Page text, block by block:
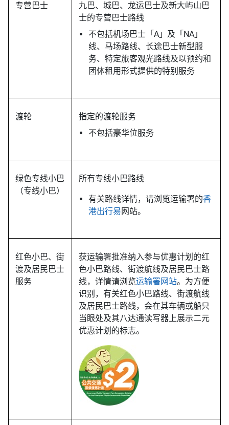
专营巴士
九巴、城巴、龙运巴士及新大屿山巴
士的专营巴士路线
不包括机场巴士「A」及「NA」
线、马场路线、长途巴士新型服
务、特定旅客观光路线及以预约和
团体租用形式提供的特别服务
渡轮
指定的渡轮服务
不包括豪华位服务
绿色专线小巴
（专线小巴）
所有专线小巴路线
有关路线详情，请浏览运输署的香
港出行易 网站。
红色小巴、街
渡及居民巴士
服务
获运输署批准纳入参与优惠计划的红
色小巴路线、街渡航线及居民巴士路
线，详情请浏览运输署网站。为方便
识别，有关红色小巴路线、街渡航线
及居民巴士路线，会在其车辆或船只
当眼处及其八达通读写器上展示二元
优惠计划的标志。